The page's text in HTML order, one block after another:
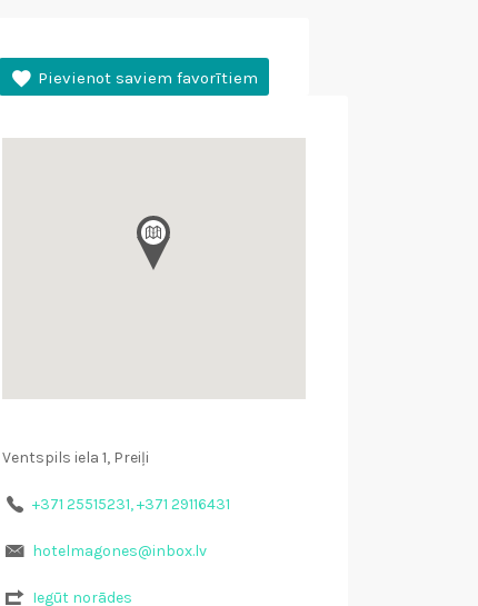
Ventspils iela 1, Preiļi
+371 25515231, +371 29116431
hotelmagones@inbox.lv
Iegūt norādes